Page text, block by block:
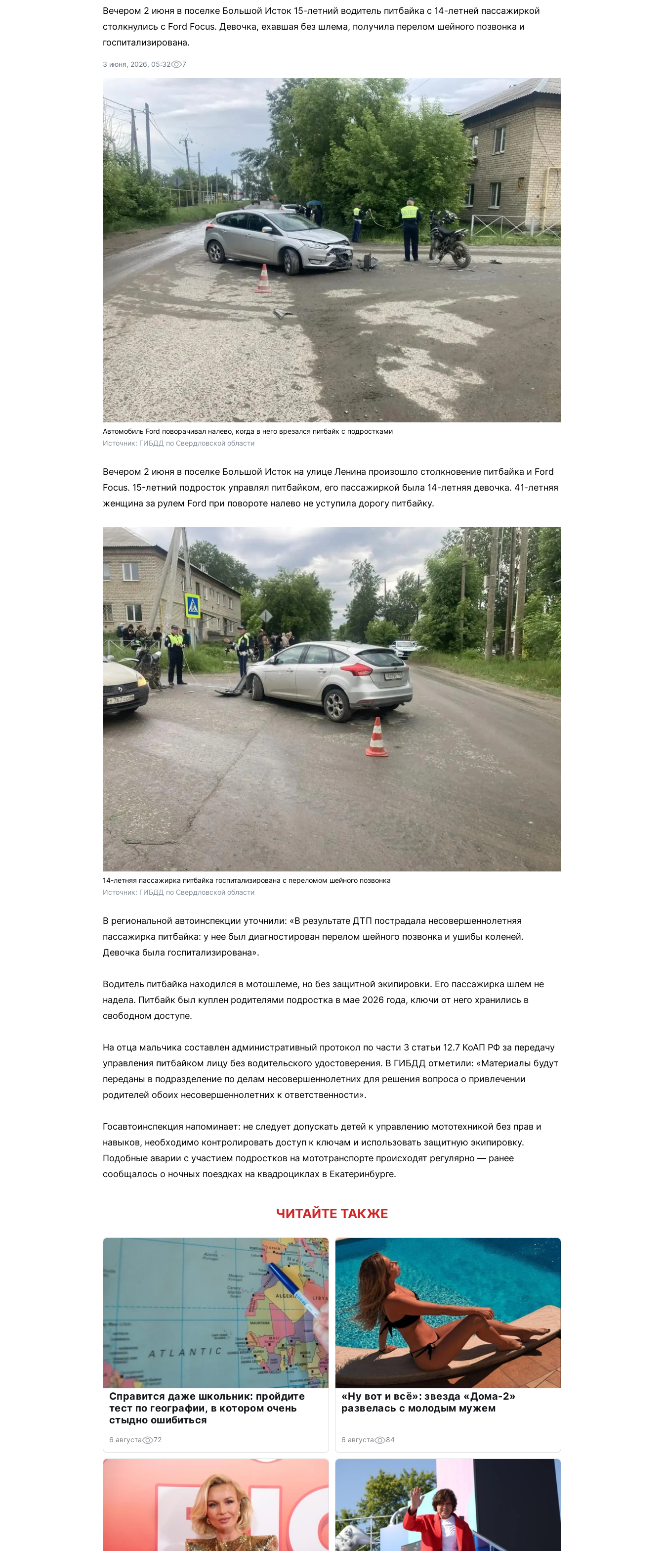
Вечером 2 июня в поселке Большой Исток 15-летний водитель питбайка с 14-летней пассажиркой
столкнулись с Ford Focus. Девочка, ехавшая без шлема, получила перелом шейного позвонка и
госпитализирована.
3 июня, 2026, 05:32 7
Автомобиль Ford поворачивал налево, когда в него врезался питбайк с подростками
Источник: ГИБДД по Свердловской области
Вечером 2 июня в поселке Большой Исток на улице Ленина произошло столкновение питбайка и Ford
Focus. 15-летний подросток управлял питбайком, его пассажиркой была 14-летняя девочка. 41-летняя
женщина за рулем Ford при повороте налево не уступила дорогу питбайку.
14-летняя пассажирка питбайка госпитализирована с переломом шейного позвонка
Источник: ГИБДД по Свердловской области
В региональной автоинспекции уточнили: «В результате ДТП пострадала несовершеннолетняя
пассажирка питбайка: у нее был диагностирован перелом шейного позвонка и ушибы коленей.
Девочка была госпитализирована».
Водитель питбайка находился в мотошлеме, но без защитной экипировки. Его пассажирка шлем не
надела. Питбайк был куплен родителями подростка в мае 2026 года, ключи от него хранились в
свободном доступе.
На отца мальчика составлен административный протокол по части 3 статьи 12.7 КоАП РФ за передачу
управления питбайком лицу без водительского удостоверения. В ГИБДД отметили: «Материалы будут
переданы в подразделение по делам несовершеннолетних для решения вопроса о привлечении
родителей обоих несовершеннолетних к ответственности».
Госавтоинспекция напоминает: не следует допускать детей к управлению мототехникой без прав и
навыков, необходимо контролировать доступ к ключам и использовать защитную экипировку.
Подобные аварии с участием подростков на мототранспорте происходят регулярно — ранее
сообщалось о ночных поездках на квадроциклах в Екатеринбурге.
ЧИТАЙТЕ ТАКЖЕ
Справится даже школьник: пройдите
тест по географии, в котором очень
стыдно ошибиться
6 августа 72
«Ну вот и всё»: звезда «Дома-2»
развелась с молодым мужем
6 августа 84